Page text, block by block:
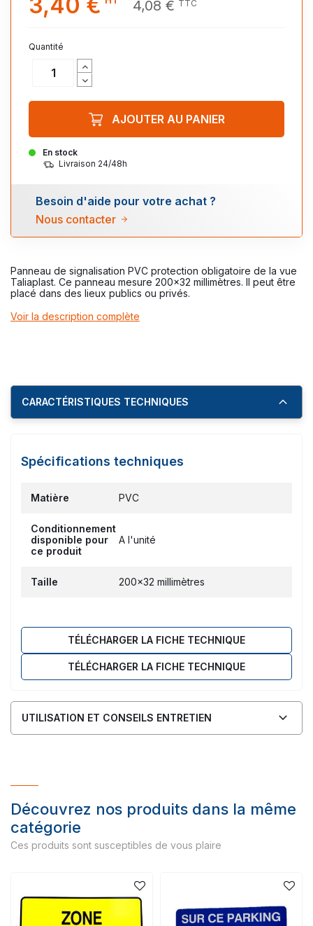
Panneau de signalisation PVC protection obligatoire de la vue
Taliaplast. Ce panneau mesure 200x32 millimètres. Il peut être
placé dans des lieux publics ou privés.
Voir la description complète
4,08 € TTC
Quantité
En stock
Livraison 24/48h
AJOUTER AU PANIER
Besoin d'aide pour votre achat ?
Nous contacter
CARACTÉRISTIQUES TECHNIQUES
Spécifications techniques
Matière PVC
Conditionnement
disponible pour
ce produit
A l'unité
Taille 200x32 millimètres
TÉLÉCHARGER LA FICHE TECHNIQUE
TÉLÉCHARGER LA FICHE TECHNIQUE
UTILISATION ET CONSEILS ENTRETIEN
Découvrez nos produits dans la même
catégorie
Ces produits sont susceptibles de vous plaire